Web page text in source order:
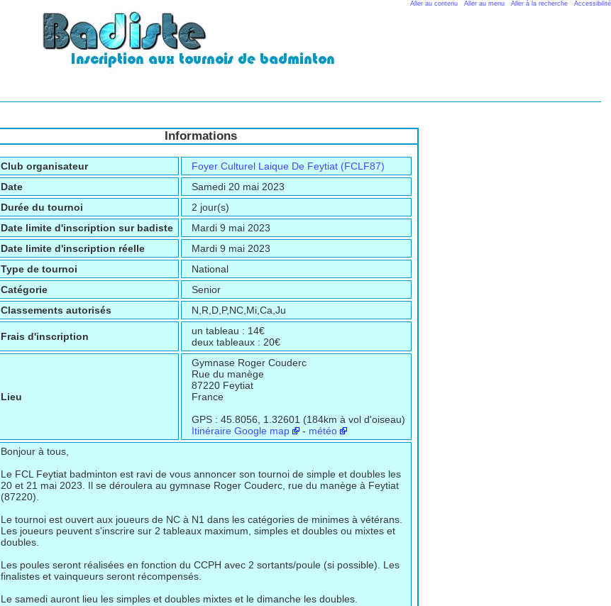
Aller au contenu Aller au menu Aller à la recherche Accessibilité
Informations
Club organisateur
Foyer Culturel Laique De Feytiat (FCLF87)
Date
Samedi 20 mai 2023
Durée du tournoi
2 jour(s)
Date limite d'inscription sur badiste
Mardi 9 mai 2023
Date limite d'inscription réelle
Mardi 9 mai 2023
Type de tournoi
National
Catégorie
Senior
Classements autorisés
N,R,D,P,NC,Mi,Ca,Ju
Frais d'inscription
un tableau : 14€
deux tableaux : 20€
Lieu
Gymnase Roger Couderc
Rue du manège
87220 Feytiat
France
GPS : 45.8056, 1.32601 (184km à vol d'oiseau)
Itinéraire Google map
- météo
Bonjour à tous,
Le FCL Feytiat badminton est ravi de vous annoncer son tournoi de simple et doubles les
20 et 21 mai 2023. Il se déroulera au gymnase Roger Couderc, rue du manège à Feytiat
(87220).
Le tournoi est ouvert aux joueurs de NC à N1 dans les catégories de minimes à vétérans.
Les joueurs peuvent s'inscrire sur 2 tableaux maximum, simples et doubles ou mixtes et
doubles.
Les poules seront réalisées en fonction du CCPH avec 2 sortants/poule (si possible). Les
finalistes et vainqueurs seront récompensés.
Le samedi auront lieu les simples et doubles mixtes et le dimanche les doubles.